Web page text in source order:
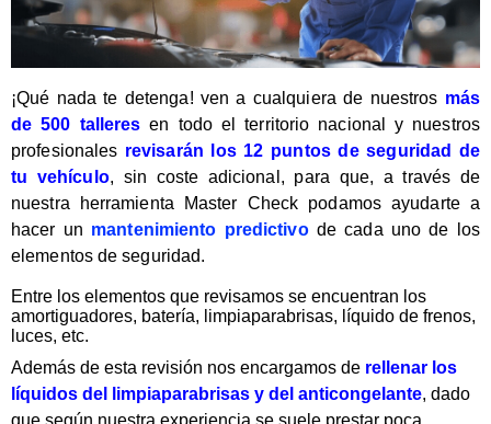
¡Qué nada te detenga! ven a cualquiera de nuestros más
de 500 talleres en todo el territorio nacional y nuestros
profesionales revisarán los 12 puntos de seguridad de
tu vehículo, sin coste adicional, para que, a través de
nuestra herramienta Master Check podamos ayudarte a
hacer un mantenimiento predictivode cada uno de los
elementos de seguridad.
Entre los elementos que revisamos se encuentran los
amortiguadores, batería, limpiaparabrisas, líquido de frenos,
luces, etc.
Además de esta revisión nos encargamos de rellenar los
líquidos del limpiaparabrisas y del anticongelante, dado
que según nuestra experiencia se suele prestar poca